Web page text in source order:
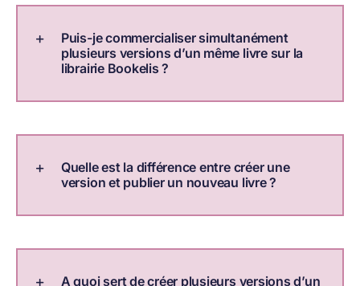
Puis-je commercialiser simultanément
plusieurs versions d’un même livre sur la
librairie Bookelis ?
Quelle est la différence entre créer une
version et publier un nouveau livre ?
A quoi sert de créer plusieurs versions d’un